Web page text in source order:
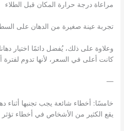
مراعاة درجة حرارة المكان قبل الطلاء
تجربة عينة صغيرة من الدهان على
وعلاوة على ذلك، يُفضل دائمًا اختيار
كانت أعلى في السعر، لأنها تدوم لفترة
—
خامسًا: أخطاء شائعة يجب تجنبها أثناء
يقع الكثير من الأشخاص في أخطاء تؤثر